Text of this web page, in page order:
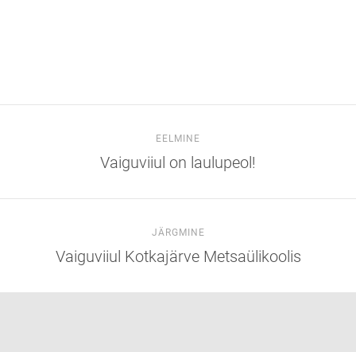
EELMINE
Vaiguviiul on laulupeol!
JÄRGMINE
Vaiguviiul Kotkajärve Metsaülikoolis